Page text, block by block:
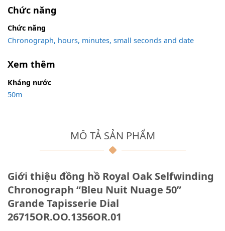
MÔ TẢ SẢN PHẨM
Giới thiệu đồng hồ Royal Oak Selfwinding
Chronograph “Bleu Nuit Nuage 50”
Grande Tapisserie Dial
26715OR.OO.1356OR.01
Chức năng
Chức năng
Chronograph, hours, minutes, small seconds and date
Xem thêm
Kháng nước
50m